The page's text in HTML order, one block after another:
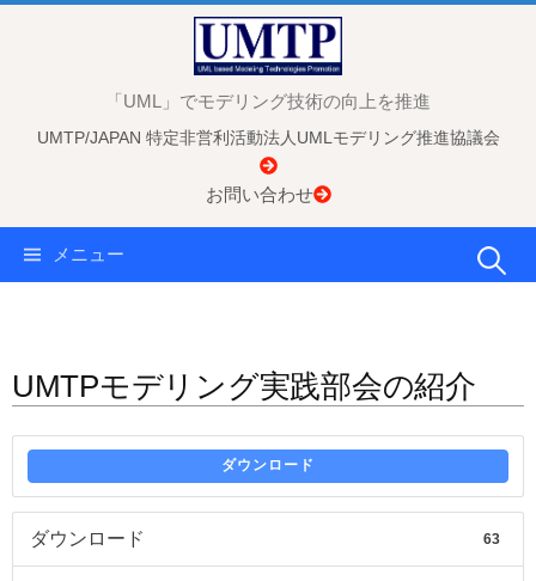
「UML」でモデリング技術の向上を推進
UMTP/JAPAN 特定非営利活動法人UMLモデリング推進協議会
お問い合わせ
メニュー 検
UMTPモデリング実践部会の紹介
ダウンロード
ダウンロード 63